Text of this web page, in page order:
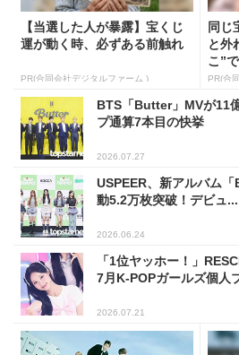
【当選した人が暴露】宝くじ
運が動く時、必ずある前触れ
PR(合同会社デジタルファーム )
同じ
と外
こ”
PR(合
BTS「Butter」MVが11
プ通算7本目の快挙
2026.07.27
USPEER、新アルバム
動5.2万枚突破！デビュ...
2026.06.24
「1位ヤッホー！」
7月K-POPガールズ個人
2026.07.21